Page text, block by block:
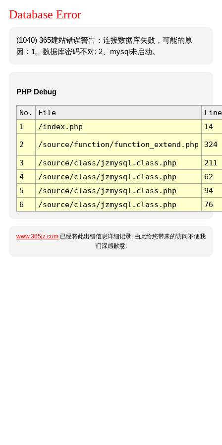
Database Error
(1040) 365建站错误警告：连接数据库失败，可能的原
因：1、数据库密码不对; 2、mysql未启动。
PHP Debug
No. File
Line
1
/index.php 14
2 /source/function/function_extend.php 324
3 /source/class/jzmysql.class.php
211
4
/source/class/jzmysql.class.php
62
5
/source/class/jzmysql.class.php
94
6
/source/class/jzmysql.class.php 76
www.365jz.com 已经将此出错信息详细记录, 由此给您带来的访问不便我
们深感歉意.